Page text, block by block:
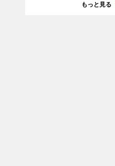
もっと見る